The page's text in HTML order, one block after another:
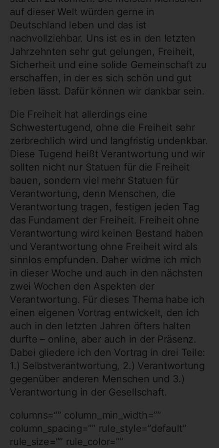
auf dieser Welt würden gerne in
Deutschland leben und das ist
nachvollziehbar. Uns ist es in den letzten
Jahrzehnten sehr gut gelungen, Freiheit,
Sicherheit und eine solide Gemeinschaft zu
erschaffen, in der es sich schön und gut
leben lässt. Dafür können wir dankbar sein.
Die Freiheit hat allerdings eine
Schwestertugend, ohne die Freiheit sehr
zerbrechlich wird und langfristig undenkbar.
Diese Tugend heißt Verantwortung und wir
sollten nicht nur Statuen für die Freiheit
bauen, sondern viel mehr Statuen für
Verantwortung, denn Menschen, die
Verantwortung tragen, festigen jeden Tag
das Fundament der Freiheit. Freiheit ohne
Verantwortung wird keinen Bestand haben
und Verantwortung ohne Freiheit wird als
sinnlos empfunden. Daher widme ich mich
in dieser Woche und auch in den nächsten
zwei Wochen den Aspekten der
Verantwortung. Für dieses Thema habe ich
einen eigenen Vortrag entwickelt, den ich
auch in den letzten Jahren öfters halten
durfte – online, aber auch in der Präsenz.
Dabei gliedere ich den Vortrag in drei Teile:
1.) Selbstverantwortung, 2.) Verantwortung
gegenüber anderen Menschen und 3.)
Verantwortung in der Gesellschaft.
columns=”” column_min_width=””
column_spacing=”” rule_style=”default”
rule_size=”” rule_color=””